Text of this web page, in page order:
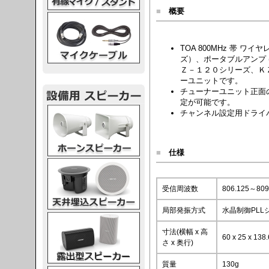
■ 概要
TOA 800MHz 帯 ワイヤ
ズ）、ポータブルアン
Ｚ－１２０シリーズ、
ーユニットです。
チューナーユニット正
定が可能です。
チャンネル設定用ドライ
■ 仕様
受信周波数 806.125～
局部発振方式 水晶制御PLL
寸法(横幅 x 高
さ x 奥行)
60 x 25 x
質量 130g